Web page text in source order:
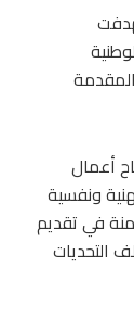
أعمال
ونفسية
في تقديم
التحديات